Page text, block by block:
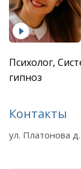
Психолог,
гипноз
Контакты
ул. Платонова